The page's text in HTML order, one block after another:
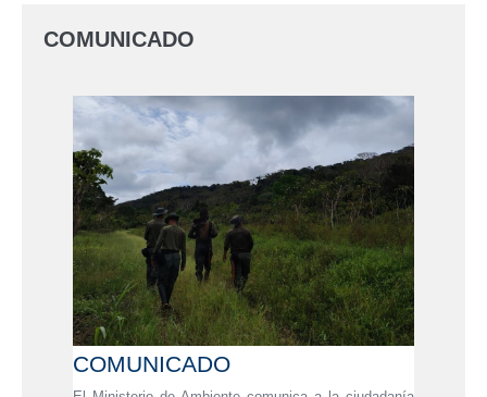
COMUNICADO
COMUNICADO